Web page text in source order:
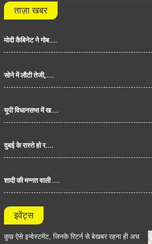
ताज़ा खबर
मोदी कैबिनेट ने गोब....
सोने में लौटी तेजी,....
यूपी विधानसभा में ख....
दुबई के रास्ते हो र....
शादी की मन्नत वाली ....
इवेंट्स
कुछ ऐसे इन्वेस्टमेंट, जिनके रिटर्न से बेखबर रहना ही अच